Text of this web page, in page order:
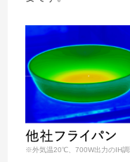
※外気温20℃、700W出力のIH調